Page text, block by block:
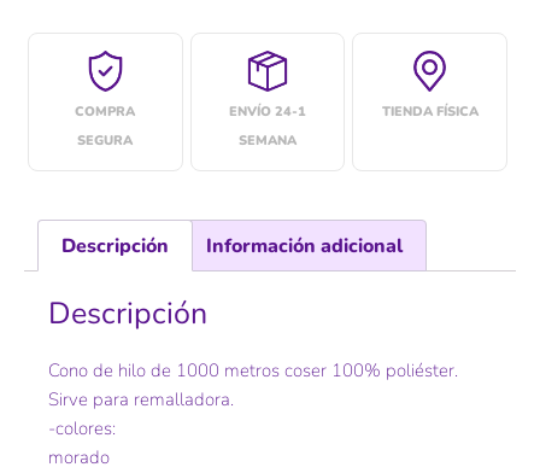
COMPRA
SEGURA
ENVÍO 24-1
SEMANA
TIENDA FÍSICA
Descripción Información adicional
Descripción
Cono de hilo de 1000 metros coser 100% poliéster.
Sirve para remalladora.
-colores:
morado